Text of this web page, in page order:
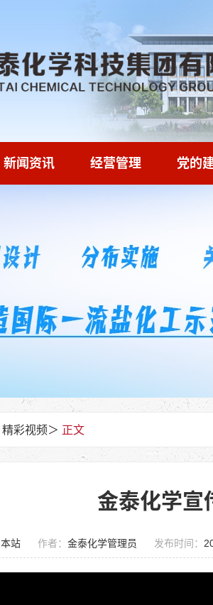
新闻资讯 经营管理 党的
精彩视频＞ 正文
金泰化学宣
本站 作者： 金泰化学管理员 发布时间：